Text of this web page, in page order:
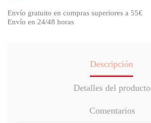
Envío gratuito en compras superiores a 55€
Envío en 24/48 horas
Descripción
Detalles del producto
Comentarios